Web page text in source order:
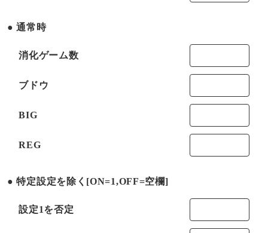
通常時
消化ゲーム数
ブドウ
BIG
REG
特定設定を除く[ON=1,OFF=空欄]
設定1を否定